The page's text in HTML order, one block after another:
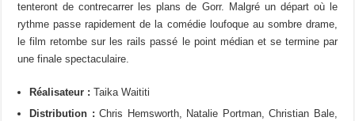
tenteront de contrecarrer les plans de Gorr. Malgré un départ où le
rythme passe rapidement de la comédie loufoque au sombre drame,
le film retombe sur les rails passé le point médian et se termine par
une finale spectaculaire.
Réalisateur : Taika Waititi
Distribution : Chris Hemsworth, Natalie Portman, Christian Bale,